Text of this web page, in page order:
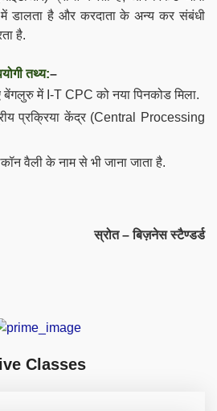
डालता है और करदाता के अन्य कर संबंधी
है.
तथ्य:–
में I-T CPC को नया पिनकोड मिला.
प्रक्रिया केंद्र (Central Processing
वैली के नाम से भी जाना जाता है.
स्रोत – बिज़नेस स्टैण्डर्ड
Classes